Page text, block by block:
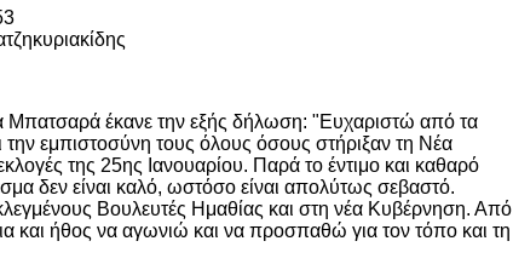
έκανε την εξής δήλωση: "Ευχαριστώ από τα
εμπιστοσύνη τους όλους όσους στήριξαν τη Νέα
της 25ης Ιανουαρίου. Παρά το έντιμο και καθαρό
δεν είναι καλό, ωστόσο είναι απολύτως σεβαστό.
Βουλευτές Ημαθίας και στη νέα Κυβέρνηση. Από
και ήθος να αγωνιώ και να προσπαθώ για τον τόπο και τη